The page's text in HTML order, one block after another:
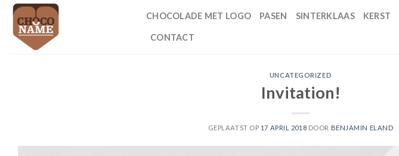
inhoud
CHOCOLADE MET LOGO PASEN SINTERKLAAS KERST
CONTACT
UNCATEGORIZED
Invitation!
GEPLAATST OP 17 APRIL 2018 DOOR BENJAMIN ELAND